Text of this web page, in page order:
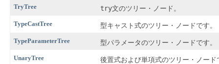
TryTree try文のツリー・ノード。
TypeCastTree 型キャスト式のツリー・ノードです。
TypeParameterTree 型パラメータのツリー・ノードです。
UnaryTree 後置式および単項式のツリー・ノード